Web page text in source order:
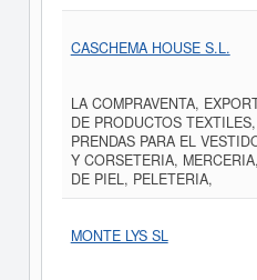
CASCHEMA HOUSE S.L.
LA COMPRAVENTA,
DE PRODUCTOS
PRENDAS PARA EL
Y CORSETERIA,
DE PIEL, PELETERIA,
MONTE LYS SL